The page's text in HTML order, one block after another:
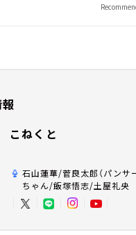
こねくと
石山蓮華/菅良太郎（パンサ
ちゃん/飯塚悟志/土屋礼央